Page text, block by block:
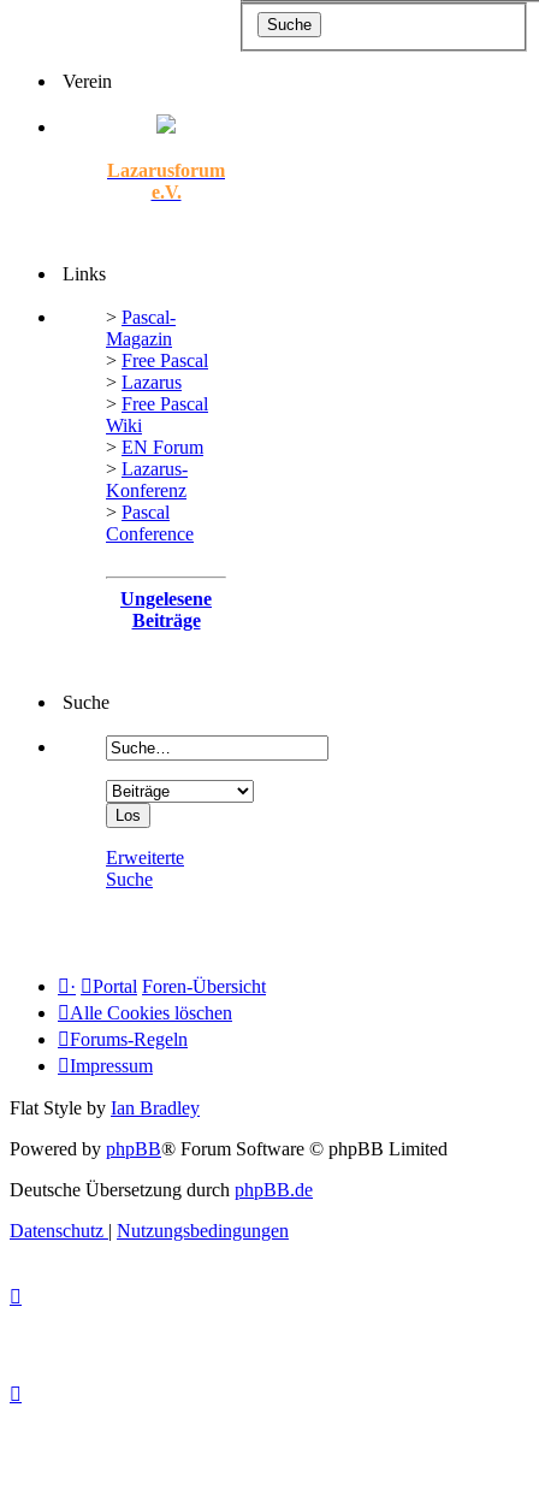
Verein
Lazarusforum
e.V.
Links
> Pascal-
Magazin
> Free Pascal
> Lazarus
> Free Pascal
Wiki
> EN Forum
> Lazarus-
Konferenz
> Pascal
Conference
Ungelesene
Beiträge
Suche
Erweiterte
Suche
· Portal Foren-Übersicht
Alle Cookies löschen
Forums-Regeln
Impressum
Flat Style by Ian Bradley
Powered by phpBB® Forum Software © phpBB Limited
Deutsche Übersetzung durch phpBB.de
Datenschutz | Nutzungsbedingungen